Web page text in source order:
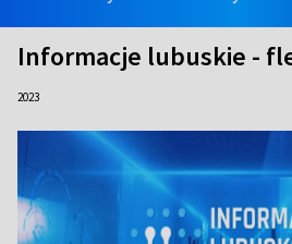
Informacje lubuskie -
2023